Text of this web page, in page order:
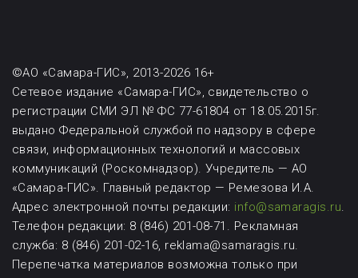
©АО «Самара-ГИС», 2013-2026 16+
Сетевое издание «Самара-ГИС», свидетельство о
регистрации СМИ ЭЛ № ФС 77-61804 от 18.05.2015г.
выдано Федеральной службой по надзору в сфере
связи, информационных технологий и массовых
коммуникаций (Роскомнадзор). Учредитель — АО
«Самара-ГИС». Главный редактор — Ремезова И.А.
Адрес электронной почты редакции: info@samaragis.ru.
Телефон редакции: 8 (846) 201-08-71. Рекламная
служба: 8 (846) 201-02-16, reklama@samaragis.ru.
Перепечатка материалов возможнатолько при